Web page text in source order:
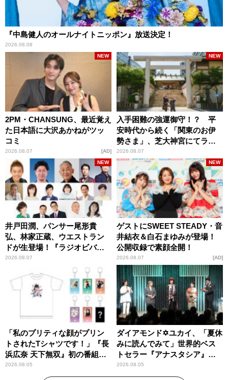
『中島健人のオールナイトニッポン』放送決定！
2026.08.08
2PM・CHANSUNG、最近覚え
た日本語に大沢あかねがツッ
コミ
2026.08.07
NEW
AD
入手困難の強運御守！？ 平
安時代から続く「関東のお伊
勢さま」、芝大神宮にてラン
パンプスが合格祈願！
2026.08.07
NEW
井戸田潤、パンサー尾形貴
弘、林家正蔵、ウエストラン
ドが生登場！『ラジオビバリ
ー昼ズ』
2026.08.07
NEW
ゲストにSWEET STEADY・音
井結衣＆白石まゆみが登場！
公開収録で素顔全開！
2026.08.07
NEW
AD
「私のプリティな顔がプリン
トされたTシャツです！」『長
浜広奈 天下無双』初の番組グ
ッズ発売
2026.08.05
ダイアモンド✡ユカイ、「夏休
みに読んでみて」世界的ベス
トセラー『アナスタシア』を
紹介
2026.08.05